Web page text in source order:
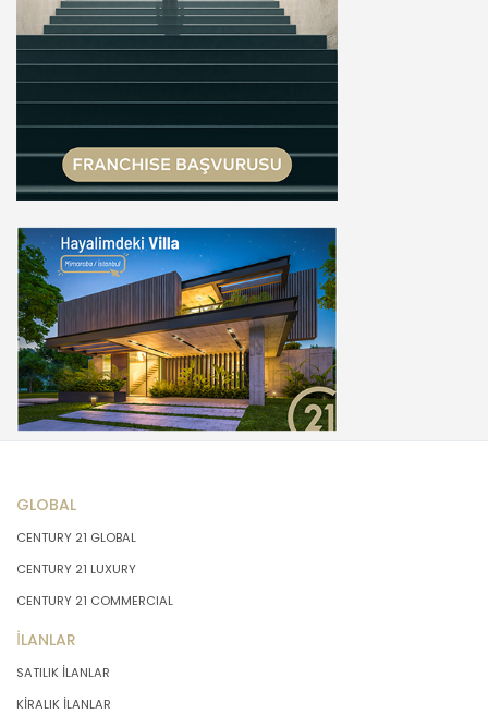
GLOBAL
CENTURY 21 GLOBAL
CENTURY 21 LUXURY
CENTURY 21 COMMERCIAL
İLANLAR
SATILIK İLANLAR
KİRALIK İLANLAR